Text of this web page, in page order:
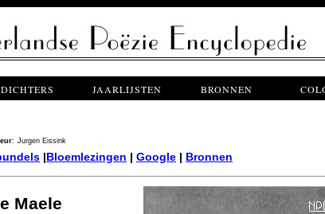
DICHTERS JAARLIJSTEN BRONNEN
: Jurgen Eissink
|Bloemlezingen | Google | Bronnen
Maele